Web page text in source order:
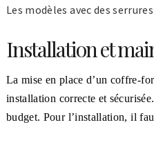
Les modèles avec des
Installation et
La mise en place d’un coffre-
installation correcte et
budget. Pour l’installation, il